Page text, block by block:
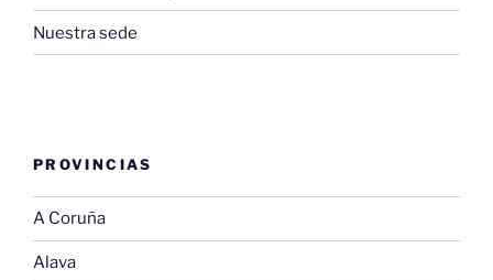
Nuestra sede
PROVINCIAS
A Coruña
Alava